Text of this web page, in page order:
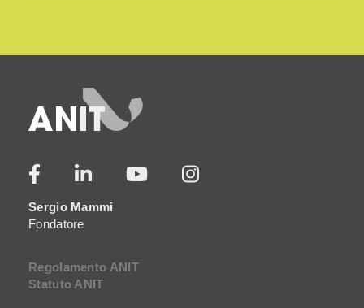
Sergio Mammi
Fondatore
Regolamento ANIT
Statuto ANIT